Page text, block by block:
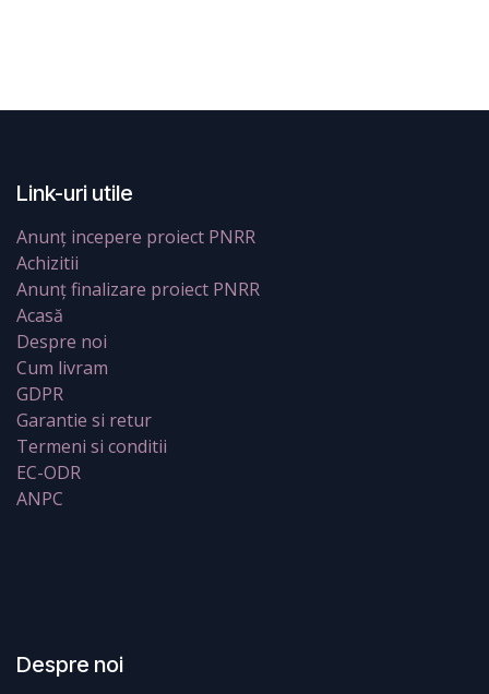
Link-uri utile
Anunț incepere proiect PNRR
Achizitii
Anunț finalizare proiect PNRR
Acasă
Despre noi
Cum livram
GDPR
Garantie si retur
Termeni si conditii
EC-ODR
ANPC
Despre noi